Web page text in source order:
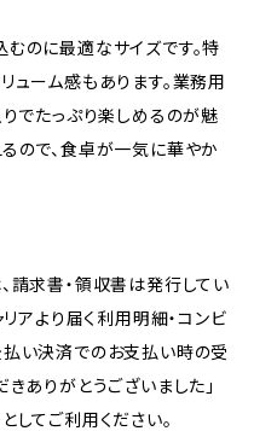
のに最適なサイズです。特
ューム感もあります。業務用
でたっぷり楽しめるのが魅
ので、食卓が一気に華やか
請求書・領収書は発行してい
アより届く利用明細・コンビ
い決済でのお支払い時の受
ありがとうございました」
してご利用ください。